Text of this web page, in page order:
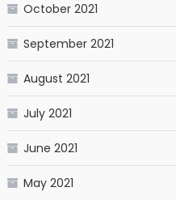
October 2021
September 2021
August 2021
July 2021
June 2021
May 2021